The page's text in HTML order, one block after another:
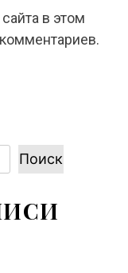
в этом
Поиск